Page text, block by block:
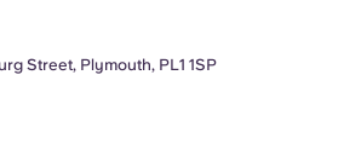
Street, Plymouth, PL1 1SP